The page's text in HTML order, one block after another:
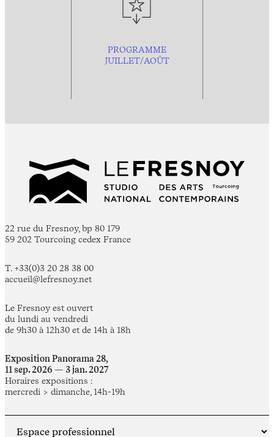
PROGRAMME
JUILLET/AOÛT
22 rue du Fresnoy, bp 80 179
59 202 Tourcoing cedex France
T. +33(0)3 20 28 38 00
accueil@lefresnoy.net
Le Fresnoy est ouvert
du lundi au vendredi
de 9h30 à 12h30 et de 14h à 18h
Exposition Panorama 28,
11 sep. 2026 — 3 jan. 2027
Horaires expositions :
mercredi > dimanche, 14h-19h